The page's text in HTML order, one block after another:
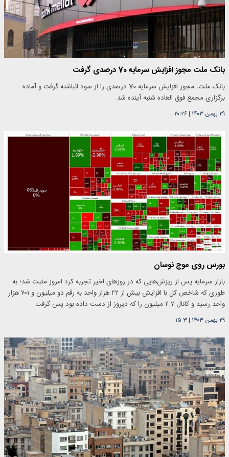
بانک ملت مجوز افزایش سرمایه 70 درصدی گرفت
بانک ملت، مجوز افزایش سرمایه 70 درصدی را از سود انباشته گرفت و آماده
برگزاری مجمع فوق العاده شنبه آینده شد.
۲۹ بهمن ۱۴۰۳ |۲۰:۲۶
بورس روی موج نوسان
بازار سرمایه پس از ریزش‌هایی که در روزهای اخیر تجربه کرد امروز مثبت شد؛ به
طوری که شاخص کل با افزایش بیش از ۲۲ هزار واحد به رقم دو میلیون و ۷۰۱ هزار
واحد رسید و کانال ۲.۷ میلیون را که دیروز از دست داده بود پس گرفت.
۲۹ بهمن ۱۴۰۳ |۱۵:۳